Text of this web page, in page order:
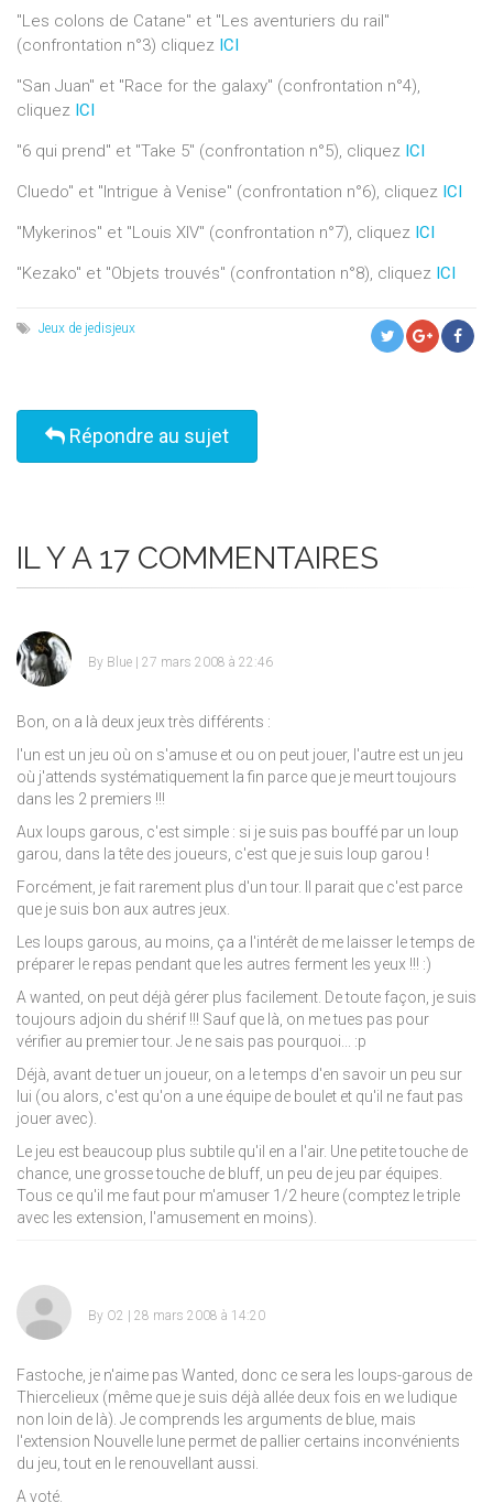
"Les colons de Catane" et "Les aventuriers du rail"
(confrontation n°3) cliquez ICI
"San Juan" et "Race for the galaxy" (confrontation n°4),
cliquez ICI
"6 qui prend" et "Take 5" (confrontation n°5), cliquez ICI
Cluedo" et "Intrigue à Venise" (confrontation n°6), cliquez ICI
"Mykerinos" et "Louis XIV" (confrontation n°7), cliquez ICI
"Kezako" et "Objets trouvés" (confrontation n°8), cliquez ICI
Jeux de jedisjeux
Répondre au sujet
IL Y A 17 COMMENTAIRES
By Blue | 27 mars 2008 à 22:46
Bon, on a là deux jeux très différents :
l'un est un jeu où on s'amuse et ou on peut jouer, l'autre est un jeu
où j'attends systématiquement la fin parce que je meurt toujours
dans les 2 premiers !!!
Aux loups garous, c'est simple : si je suis pas bouffé par un loup
garou, dans la tête des joueurs, c'est que je suis loup garou !
Forcément, je fait rarement plus d'un tour. Il parait que c'est parce
que je suis bon aux autres jeux.
Les loups garous, au moins, ça a l'intérêt de me laisser le temps de
préparer le repas pendant que les autres ferment les yeux !!! :)
A wanted, on peut déjà gérer plus facilement. De toute façon, je suis
toujours adjoin du shérif !!! Sauf que là, on me tues pas pour
vérifier au premier tour. Je ne sais pas pourquoi... :p
Déjà, avant de tuer un joueur, on a le temps d'en savoir un peu sur
lui (ou alors, c'est qu'on a une équipe de boulet et qu'il ne faut pas
jouer avec).
Le jeu est beaucoup plus subtile qu'il en a l'air. Une petite touche de
chance, une grosse touche de bluff, un peu de jeu par équipes.
Tous ce qu'il me faut pour m'amuser 1/2 heure (comptez le triple
avec les extension, l'amusement en moins).
By O2 | 28 mars 2008 à 14:20
Fastoche, je n'aime pas Wanted, donc ce sera les loups-garous de
Thiercelieux (même que je suis déjà allée deux fois en we ludique
non loin de là). Je comprends les arguments de blue, mais
l'extension Nouvelle lune permet de pallier certains inconvénients
du jeu, tout en le renouvellant aussi.
A voté.